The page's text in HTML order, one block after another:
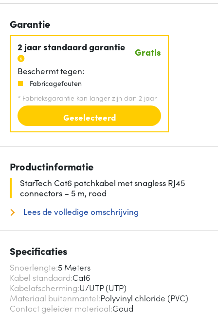
Garantie
2 jaar standaard garantie Gratis
Beschermt tegen:
Fabricagefouten
* Fabrieksgarantie kan langer zijn dan 2 jaar
Geselecteerd
Productinformatie
StarTech Cat6 patchkabel met snagless RJ45
connectors – 5 m, rood
Lees de volledige omschrijving
Specificaties
Snoerlengte 5 Meters
Kabel standaard Cat6
Kabelafscherming U/UTP (UTP)
Materiaal buitenmantel Polyvinyl chloride (PVC)
Contact geleider materiaal Goud